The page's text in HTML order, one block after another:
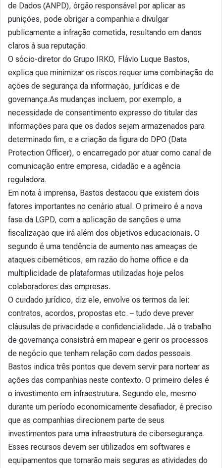
de Dados (ANPD), órgão responsável por aplicar as
punições, pode obrigar a companhia a divulgar
publicamente a infração cometida, resultando em danos
claros à sua reputação.
O sócio-diretor do Grupo IRKO, Flávio Luque Bastos,
explica que minimizar os riscos requer uma combinação de
ações de segurança da informação, jurídicas e de
governança.As mudanças incluem, por exemplo, a
necessidade de consentimento expresso do titular das
informações para que os dados sejam armazenados para
determinado fim, e a criação da figura do DPO (Data
Protection Officer), o encarregado por atuar como canal de
comunicação entre empresa, cidadão e a agência
reguladora.
Em nota à imprensa, Bastos destacou que existem dois
fatores importantes no cenário atual. O primeiro é a nova
fase da LGPD, com a aplicação de sanções e uma
fiscalização que irá além dos objetivos educacionais. O
segundo é uma tendência de aumento nas ameaças de
ataques cibernéticos, em razão do home office e da
multiplicidade de plataformas utilizadas hoje pelos
colaboradores das empresas.
O cuidado jurídico, diz ele, envolve os termos da lei:
contratos, acordos, propostas etc. – tudo deve prever
cláusulas de privacidade e confidencialidade. Já o trabalho
de governança consistirá em mapear e gerir os processos
de negócio que tenham relação com dados pessoais.
Bastos indica três pontos que devem servir para nortear as
ações das companhias neste contexto. O primeiro deles é
o investimento em infraestrutura. Segundo ele, mesmo
durante um período economicamente desafiador, é preciso
que as companhias direcionem parte de seus
investimentos para uma infraestrutura de cibersegurança.
Esses recursos devem ser utilizados em softwares e
equipamentos que tornarão mais seguras as atividades do